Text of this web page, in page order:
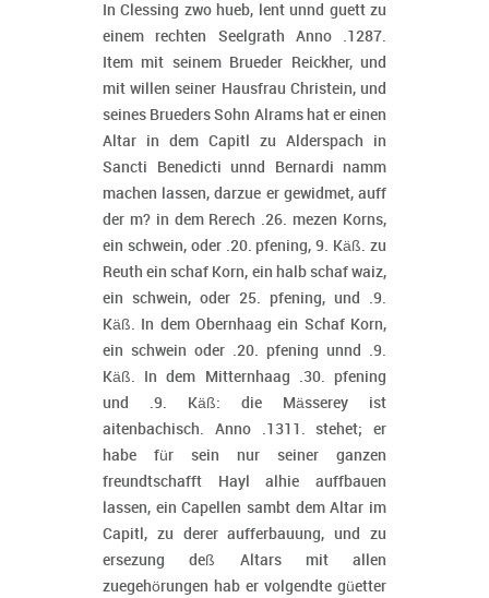
In Clessing zwo hueb, lent unnd guett zu
einem rechten Seelgrath Anno .1287.
Item mit seinem Brueder Reickher, und
mit willen seiner Hausfrau Christein, und
seines Brueders Sohn Alrams hat er einen
Altar in dem Capitl zu Alderspach in
Sancti Benedicti unnd Bernardi namm
machen lassen, darzue er gewidmet, auff
der m? in dem Rerech .26. mezen Korns,
ein schwein, oder .20. pfening, 9. Käß. zu
Reuth ein schaf Korn, ein halb schaf waiz,
ein schwein, oder 25. pfening, und .9.
Käß. In dem Obernhaag ein Schaf Korn,
ein schwein oder .20. pfening unnd .9.
Käß. In dem Mitternhaag .30. pfening
und .9. Käß: die Mässerey ist
aitenbachisch. Anno .1311. stehet; er
habe für sein nur seiner ganzen
freundtschafft Hayl alhie auffbauen
lassen, ein Capellen sambt dem Altar im
Capitl, zu derer aufferbauung, und zu
ersezung deß Altars mit allen
zuegehörungen hab er volgendte güetter